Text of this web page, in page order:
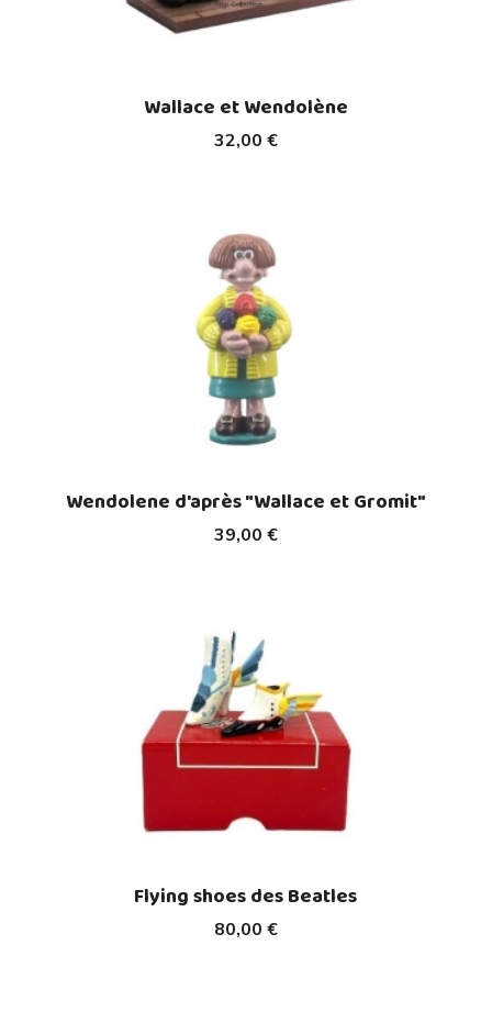
32,00 €
Wallace et Wendolène
39,00 €
Wendolene d'après "Wallace et Gromit"
80,00 €
Flying shoes des Beatles